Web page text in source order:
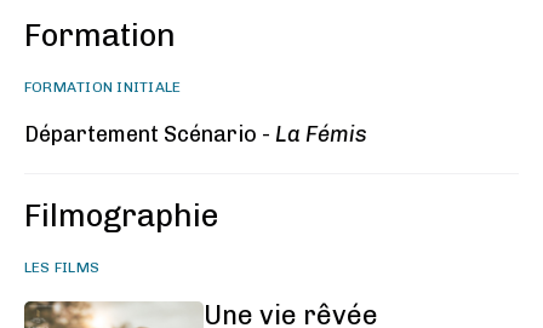
Formation
FORMATION INITIALE
Département Scénario - La Fémis
Filmographie
LES FILMS
Une vie rêvée